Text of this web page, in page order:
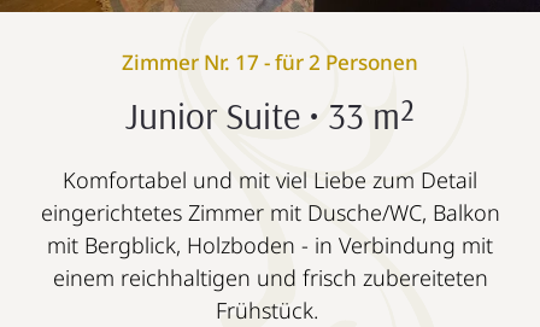
Junior Suite • 33 m²
Zimmer Nr. 17 - für 2 Personen
Komfortabel und mit viel Liebe zum Detail
eingerichtetes Zimmer mit Dusche/WC, Balkon
mit Bergblick, Holzboden - in Verbindung mit
einem reichhaltigen und frisch zubereiteten
Frühstück.